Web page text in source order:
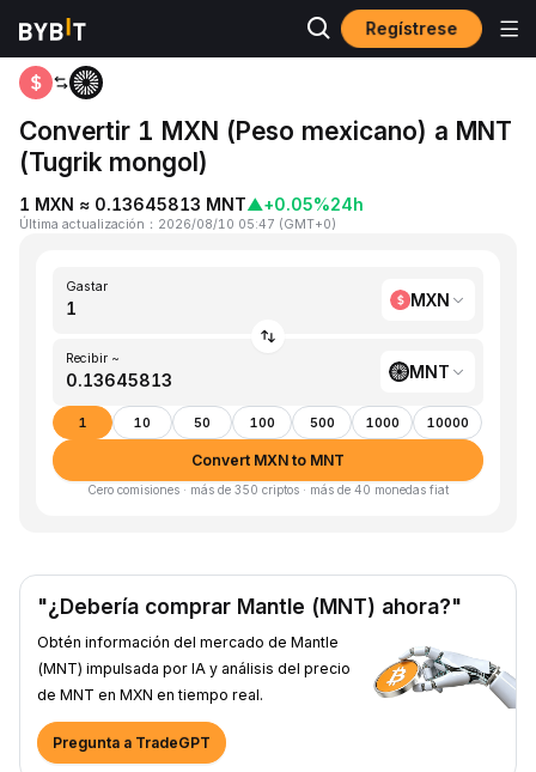
Regístrese
Inicio MXN to MNT
Convertir 1 MXN (Peso mexicano) a MNT
(Tugrik mongol)
1 MXN ≈ 0.13645813 MNT▲+0.05%24h
Última actualización ： 2026/08/10 05:47 (GMT+0)
Gastar
MXN
Recibir ~
MNT
1 10 50 100 500 1000 10000
Convert MXN to MNT
Cero comisiones · más de 350 criptos · más de 40 monedas fiat
"¿Debería comprar Mantle (MNT) ahora?"
Obtén información del mercado de Mantle
(MNT) impulsada por IA y análisis del precio
de MNT en MXN en tiempo real.
Pregunta a TradeGPT